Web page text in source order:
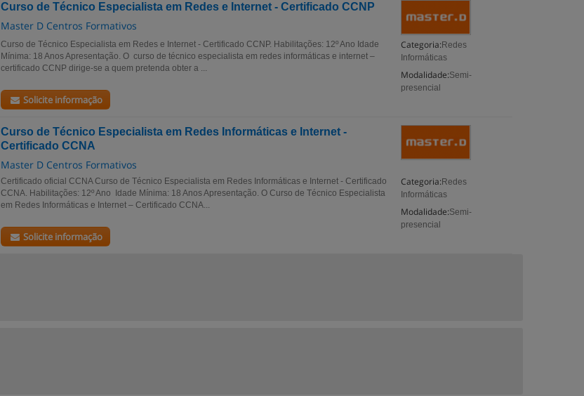
Curso de Técnico Especialista em Redes e Internet - Certificado CCNP
Master D Centros Formativos
Categoria: Redes
Informáticas
Modalidade:Semi-
presencial
Curso de Técnico Especialista em Redes e Internet - Certificado CCNP. Habilitações: 12º Ano Idade
Mínima: 18 Anos Apresentação. O curso de técnico especialista em redes informáticas e internet –
certificado CCNP dirige-se a quem pretenda obter a ...
Solicite informação
Curso de Técnico Especialista em Redes Informáticas e Internet -
Certificado CCNA
Master D Centros Formativos
Categoria: Redes
Informáticas
Modalidade:Semi-
presencial
Certificado oficial CCNA Curso de Técnico Especialista em Redes Informáticas e Internet - Certificado
CCNA. Habilitações: 12º Ano Idade Mínima: 18 Anos Apresentação. O Curso de Técnico Especialista
em Redes Informáticas e Internet – Certificado CCNA...
Solicite informação